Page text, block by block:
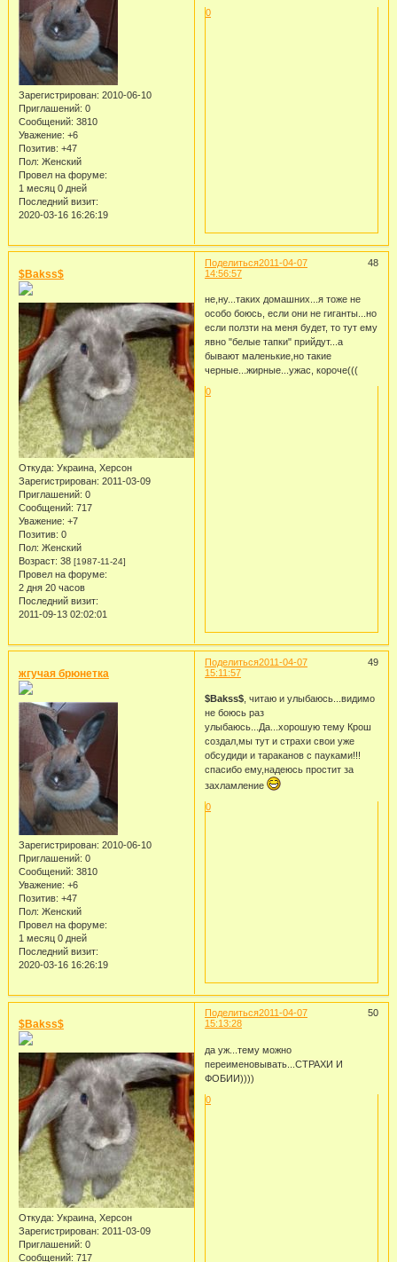
Зарегистрирован: 2010-06-10
Приглашений: 0
Сообщений: 3810
Уважение: +6
Позитив: +47
Пол: Женский
Провел на форуме:
1 месяц 0 дней
Последний визит:
2020-03-16 16:26:19
0
Поделиться 48
2011-04-07
14:56:57
$Bakss$
Откуда: Украина, Херсон
Зарегистрирован: 2011-03-09
Приглашений: 0
Сообщений: 717
Уважение: +7
Позитив: 0
Пол: Женский
Возраст: 38 [1987-11-24]
Провел на форуме:
2 дня 20 часов
Последний визит:
2011-09-13 02:02:01
не,ну...таких домашних...я тоже не
особо боюсь, если они не гиганты...но
если ползти на меня будет, то тут ему
явно "белые тапки" прийдут...а
бывают маленькие,но такие
черные...жирные...ужас, короче(((
0
Поделиться 49
2011-04-07
15:11:57
жгучая брюнетка
Зарегистрирован: 2010-06-10
Приглашений: 0
Сообщений: 3810
Уважение: +6
Позитив: +47
Пол: Женский
Провел на форуме:
1 месяц 0 дней
Последний визит:
2020-03-16 16:26:19
$Bakss$, читаю и улыбаюсь...видимо
не боюсь раз
улыбаюсь...Да...хорошую тему Крош
создал,мы тут и страхи свои уже
обсудиди и тараканов с пауками!!!
спасибо ему,надеюсь простит за
захламление
0
Поделиться 50
2011-04-07
15:13:28
$Bakss$
Откуда: Украина, Херсон
Зарегистрирован: 2011-03-09
Приглашений: 0
Сообщений: 717
да уж...тему можно
переименовывать...СТРАХИ И
ФОБИИ))))
0